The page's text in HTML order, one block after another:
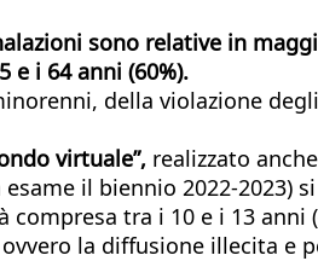
sono relative in
e i 64 anni (60%).
della violazione
virtuale”, realizzato
il biennio 2022-2023)
tra i 10 e i 13 anni
la diffusione illecita